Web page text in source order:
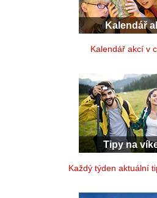
Kalendář
Kalendář akcí v
Tipy na
Každý týden aktuální